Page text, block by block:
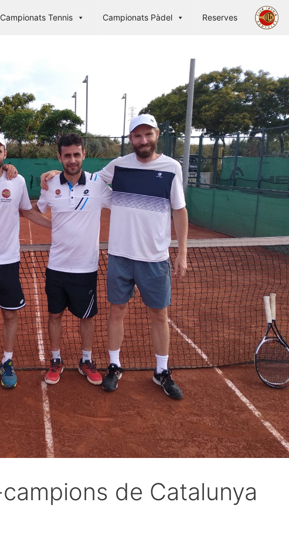
Campionats Tennis Campionats Pàdel Reserves
de Catalunya